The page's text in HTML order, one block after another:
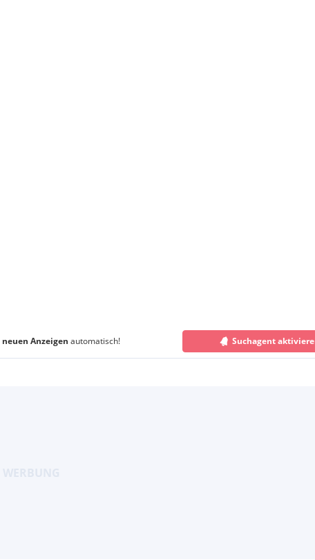
neuen Anzeigen automatisch! Suchagent